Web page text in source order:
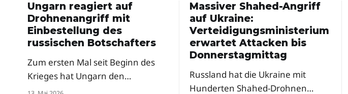
Ungarn reagiert auf
Drohnenangriff mit
Einbestellung des
russischen Botschafters
Zum ersten Mal seit Beginn des
Krieges hat Ungarn den
russischen Botschafter einbestellt
Massiver Shahed-Angriff
auf Ukraine:
Verteidigungsministerium
erwartet Attacken bis
Donnerstagmittag
Russland hat die Ukraine mit
Hunderten Shahed-Drohnen